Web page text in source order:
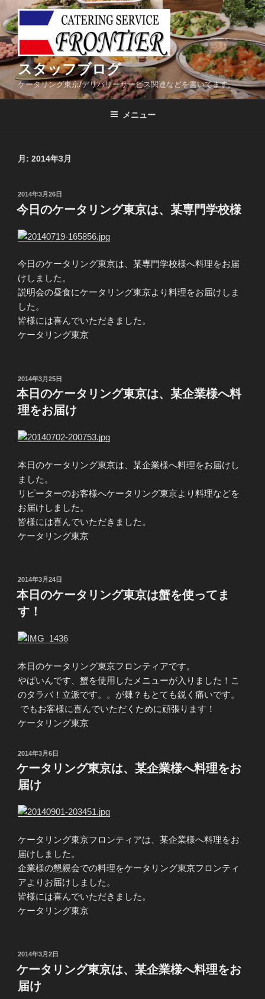
コ
ン
テ
ン
ツ
へ
ス
スタッフブログ
ケータリング東京/デリバリーサービス関連などを書いてます。
メニュー
月: 2014年3月
投
稿
日:
2014年3月26日
今日のケータリング東京は、某専門学校様
今日のケータリング東京は、某専門学校様へ料理をお届
けしました。
説明会の昼食にケータリング東京より料理をお届けしま
した。
皆様には喜んでいただきました。
ケータリング東京
投
稿
日:
2014年3月25日
本日のケータリング東京は、某企業様へ料
理をお届け
本日のケータリング東京は、某企業様へ料理をお届けし
ました。
リピーターのお客様へケータリング東京より料理などを
お届けしました。
皆様には喜んでいただきました。
ケータリング東京
投
稿
日:
2014年3月24日
本日のケータリング東京は蟹を使ってま
す！
本日のケータリング東京フロンティアです。
やばいんです、蟹を使用したメニューが入りました！こ
のタラバ！立派です。。が棘？もとても鋭く痛いです。
でもお客様に喜んでいただくために頑張ります！
ケータリング東京
投
稿
日:
2014年3月6日
ケータリング東京は、某企業様へ料理をお
届け
ケータリング東京フロンティアは、某企業様へ料理をお
届けしました。
企業様の懇親会での料理をケータリング東京フロンティ
アよりお届けしました。
皆様には喜んでいただきました。
ケータリング東京
投
稿
日:
2014年3月2日
ケータリング東京は、某企業様へ料理をお
届け